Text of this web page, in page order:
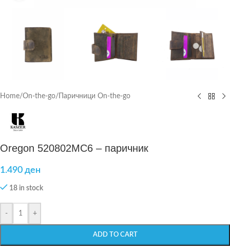
Home/On-the-go/ Паричници On-the-go
Oregon 520802MC6 – паричник
1.490 ден
18 in stock
- +
ADD TO CART